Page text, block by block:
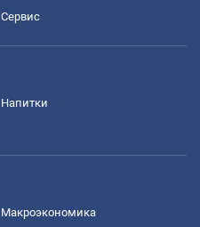
Сервис
Напитки
Mакроэкономика